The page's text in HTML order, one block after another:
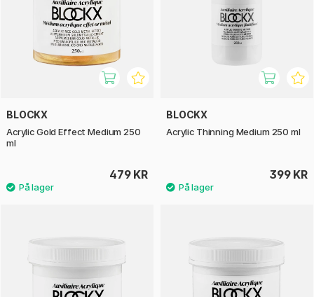
BLOCKX
Acrylic Gold Effect Medium 250
ml
479 KR
BLOCKX
Acrylic Thinning Medium 250 ml
399 KR